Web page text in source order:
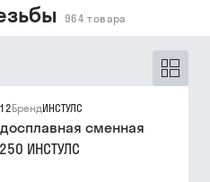
964 товара
БрендИНСТУЛС
сменная
ИНСТУЛС